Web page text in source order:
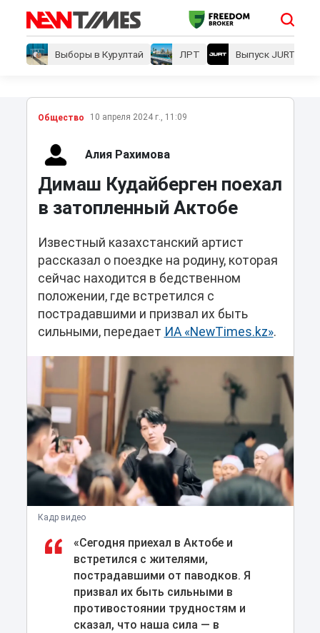
Выборы в Курултай ЛРТ Выпуск JURT
Общество 10 апреля 2024 г., 11:09
Алия Рахимова
Димаш Кудайберген поехал
в затопленный Актобе
Известный казахстанский артист
рассказал о поездке на родину, которая
сейчас находится в бедственном
положении, где встретился с
пострадавшими и призвал их быть
сильными, передает ИА «NewTimes.kz».
Кадр видео
«Сегодня приехал в Актобе и
встретился с жителями,
пострадавшими от паводков. Я
призвал их быть сильными в
противостоянии трудностям и
сказал, что наша сила — в